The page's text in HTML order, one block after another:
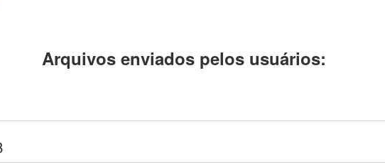
Arquivos enviados pelos usuários: